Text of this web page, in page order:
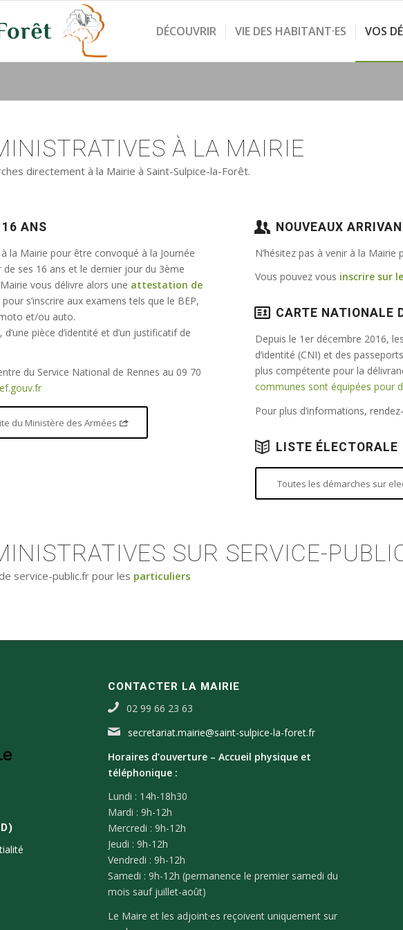
DÉCOUVRIR VIE DES HABITANT·ES VOS
À LA MAIRIE
directement à la Mairie à Saint-Sulpice-la-Forêt.
16 ANS
la Mairie pour être convoqué à la Journée
ses 16 ans et le dernier jour du 3ème
vous délivre alors une attestation de
s’inscrire aux examens tels que le BEP,
et/ou auto.
pièce d’identité et d’un justificatif de
du Service National de Rennes au 09 70
du Ministère des Armées
NOUVEAUX
N’hésitez pas à venir à la
Vous pouvez vous inscrire sur
CARTE NATIONALE
Depuis le 1er décembre 2016,
d’identité (CNI) et des
plus compétente pour la
communes sont équipées pour
Pour plus d’informations,
LISTE ÉLECTORALE
Toutes les démarches sur
SUR SERVICE-
service-public.fr pour les particuliers
CONTACTER LA MAIRIE
02 99 66 23 63
secretariat.mairie@saint-sulpice-la-foret.fr
Horaires d’ouverture – Accueil physique et
téléphonique :
Lundi : 14h-18h30
Mardi : 9h-12h
Mercredi : 9h-12h
Jeudi : 9h-12h
Vendredi : 9h-12h
Samedi : 9h-12h (permanence le premier samedi du
mois sauf juillet-août)
Le Maire et les adjoint·es reçoivent uniquement sur